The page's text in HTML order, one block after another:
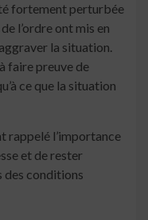
fortement perturbée
l’ordre ont mis en
la situation.
faire preuve de
ce que la situation
rappelé l’importance
et de rester
des conditions